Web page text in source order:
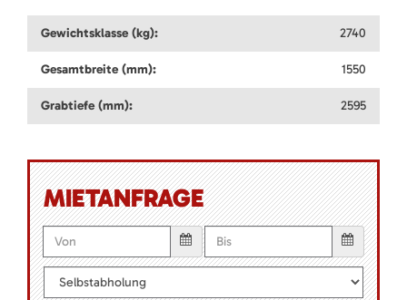
Gewichtsklasse (kg): 2740
Gesamtbreite (mm): 1550
Grabtiefe (mm): 2595
MIETANFRAGE